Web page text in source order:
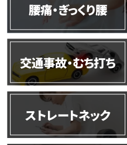
腰痛・ぎっくり腰
交通事故・むち打ち
ストレートネック